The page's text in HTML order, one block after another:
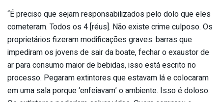
“É preciso que sejam responsabilizados pelo dolo que eles
cometeram. Todos os 4 [réus]. Não existe crime culposo. Os
proprietários fizeram modificações graves: barras que
impediram os jovens de sair da boate, fechar o exaustor de
ar para consumo maior de bebidas, isso está escrito no
processo. Pegaram extintores que estavam lá e colocaram
em uma sala porque ‘enfeiavam’ o ambiente. Isso é doloso.